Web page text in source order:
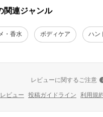
関連ジャンル
・香水 ボディケア ハン
レビューに関するご注意
ビュー 投稿ガイドライン 利用規